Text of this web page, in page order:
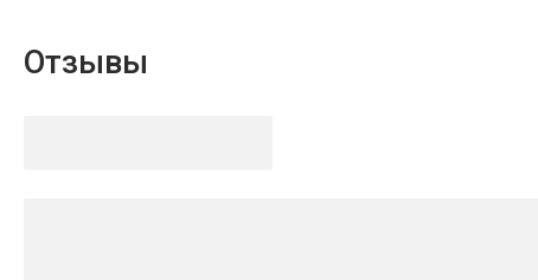
Отзывы